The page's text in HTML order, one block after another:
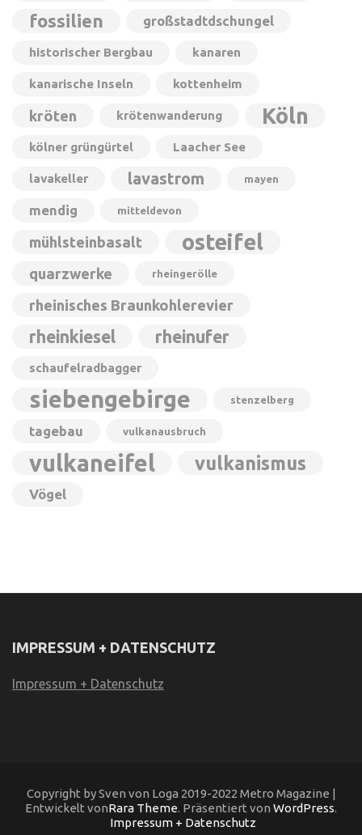
fossilien großstadtdschungel
historischer Bergbau kanaren
kanarische Inseln kottenheim
kröten krötenwanderung Köln
kölner grüngürtel Laacher See
lavakeller lavastrom mayen
mendig mitteldevon
mühlsteinbasalt osteifel
quarzwerke rheingerölle
rheinisches Braunkohlerevier
rheinkiesel rheinufer
schaufelradbagger
siebengebirge stenzelberg
tagebau vulkanausbruch
vulkaneifel vulkanismus
Vögel
IMPRESSUM + DATENSCHUTZ
Impressum + Datenschutz
Copyright by Sven von Loga 2019-2022 Metro Magazine |
Entwickelt vonRara Theme. Präsentiert von WordPress.
Impressum + Datenschutz